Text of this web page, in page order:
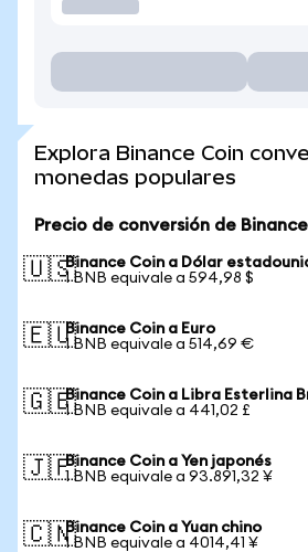
Explora Binance Coin
monedas populares
Precio de conversión de
🇺🇸Binance Coin a Dólar
1 BNB equivale a 594,98 $
🇪🇺Binance Coin a Euro
1 BNB equivale a 514,69 €
🇬🇧Binance Coin a Libra Esterlina
1 BNB equivale a 441,02 £
🇯🇵Binance Coin a Yen japonés
1 BNB equivale a 93.891,32 ¥
🇨🇳Binance Coin a Yuan chino
1 BNB equivale a 4014,41 ¥